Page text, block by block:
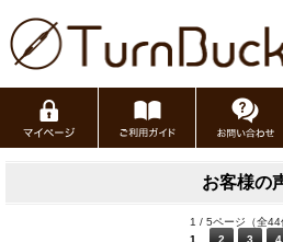
お客様の
1 / 5ページ（全44
1
2 3 4